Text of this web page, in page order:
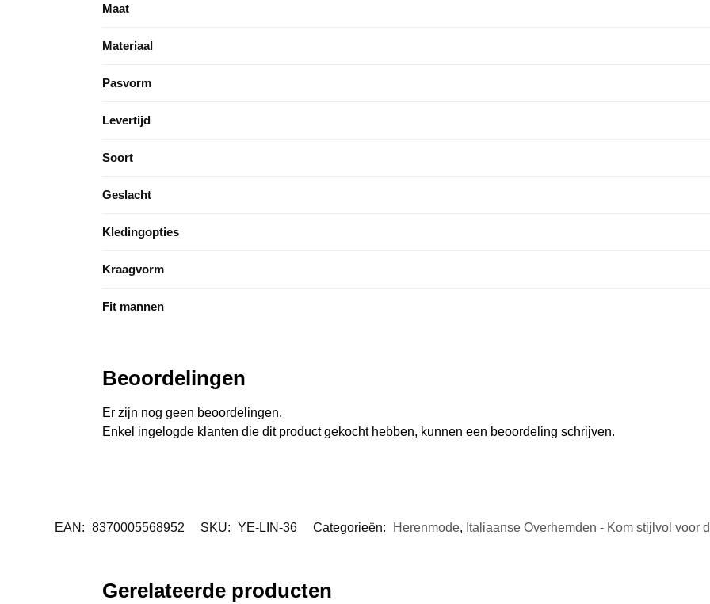
Maat
Materiaal
Pasvorm
Levertijd
Soort
Geslacht
Kledingopties
Kraagvorm
Fit mannen
Beoordelingen
Er zijn nog geen beoordelingen.
Enkel ingelogde klanten die dit product gekocht hebben, kunnen een beoordeling schrijven.
EAN: 8370005568952 SKU: YE-LIN-36 Categorieën: Herenmode, Italiaanse Overhemden - Kom stijlvol voor
Gerelateerde producten